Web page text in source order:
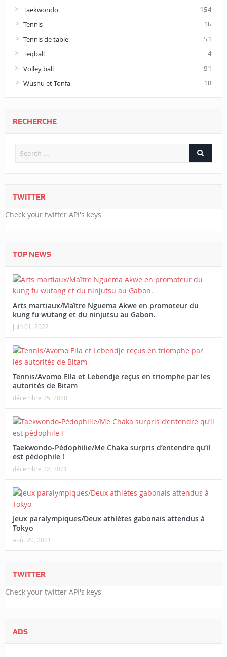
Taekwondo 154
Tennis 16
Tennis de table 51
Teqball 4
Volley ball 91
Wushu et Tonfa 18
RECHERCHE
TWITTER
Check your twitter API's keys
TOP NEWS
Arts martiaux/Maître Nguema Akwe en promoteur du
kung fu wutang et du ninjutsu au Gabon.
juin 01, 2022
Tennis/Avomo Ella et Lebendje reçus en triomphe par les
autorités de Bitam
décembre 25, 2020
Taekwondo-Pédophilie/Me Chaka surpris d’entendre qu’il
est pédophile !
décembre 22, 2021
Jeux paralympiques/Deux athlètes gabonais attendus à
Tokyo
août 20, 2021
TWITTER
Check your twitter API's keys
ADS